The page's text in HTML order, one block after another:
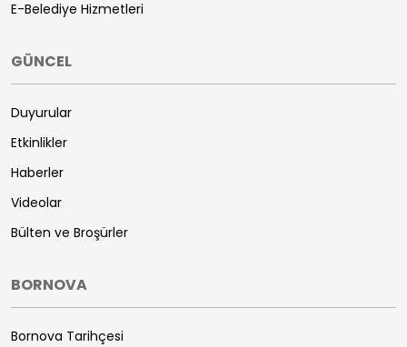
E-Belediye Hizmetleri
GÜNCEL
Duyurular
Etkinlikler
Haberler
Videolar
Bülten ve Broşürler
BORNOVA
Bornova Tarihçesi